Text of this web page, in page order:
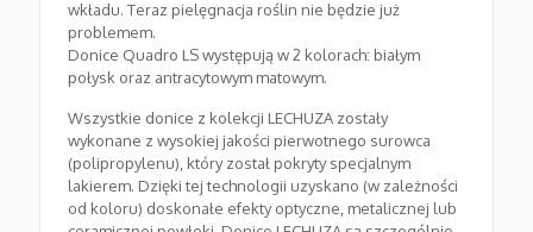
wkładu. Teraz pielęgnacja roślin nie będzie już
problemem.
Donice Quadro LS występują w 2 kolorach: białym
połysk oraz antracytowym matowym.
Wszystkie donice z kolekcji LECHUZA zostały
wykonane z wysokiej jakości pierwotnego surowca
(polipropylenu), który został pokryty specjalnym
lakierem. Dzięki tej technologii uzyskano (w zależności
od koloru) doskonałe efekty optyczne, metalicznej lub